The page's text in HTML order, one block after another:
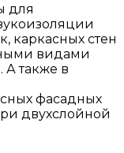
для
каркасных стен
видами
А также в
фасадных
двухслойной